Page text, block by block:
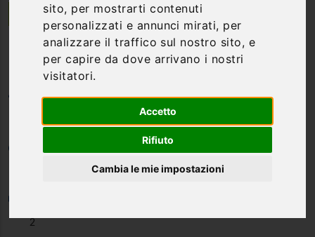
sito, per mostrarti contenuti
personalizzati e annunci mirati, per
analizzare il traffico sul nostro sito, e
per capire da dove arrivano i nostri
visitatori.
Accetto
Rifiuto
Cambia le mie impostazioni
Portofino | Liguria
Kayak Tour a Portofino
Categoria
Canoa & Kayak, Vela, Barca
Età minima
2